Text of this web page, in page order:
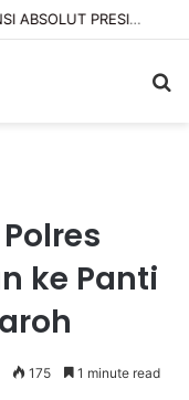
PENGGANTIAN KAPOLRI”KOMPETENSI ABSOLUT PRESIDEN”
ke Panti
175 1 minute read